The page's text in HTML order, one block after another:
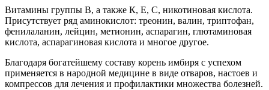
Витамины группы В, а также К, Е, С, никотиновая кислота.
Присутствует ряд аминокислот: треонин, валин, триптофан,
фенилаланин, лейцин, метионин, аспарагин, глютаминовая
кислота, аспарагиновая кислота и многое другое.
Благодаря богатейшему составу корень имбиря с успехом
применяется в народной медицине в виде отваров, настоев и
компрессов для лечения и профилактики множества болезней.